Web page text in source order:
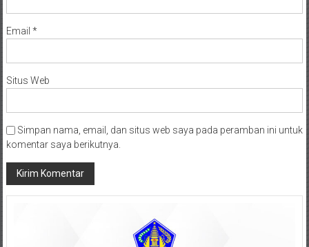
Email *
Situs Web
Simpan nama, email, dan situs web saya pada peramban ini untuk
komentar saya berikutnya.